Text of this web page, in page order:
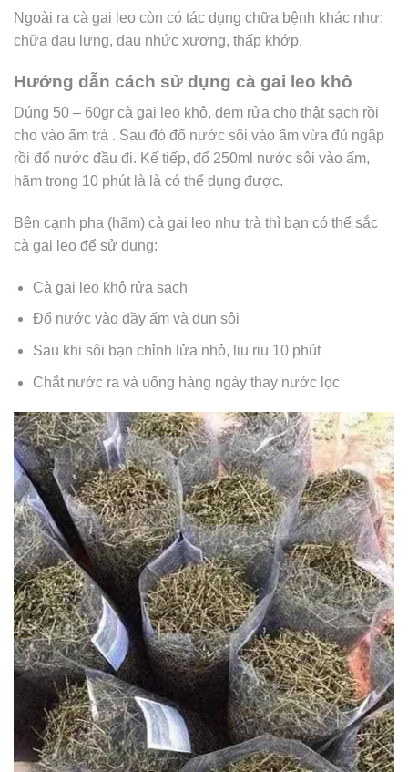
Ngoài ra cà gai leo còn có tác dụng chữa bệnh khác như:
chữa đau lưng, đau nhức xương, thấp khớp.
Hướng dẫn cách sử dụng cà gai leo khô
Dúng 50 – 60gr cà gai leo khô, đem rửa cho thật sạch rồi
cho vào ấm trà . Sau đó đổ nước sôi vào ấm vừa đủ ngập
rồi đổ nước đầu đi. Kế tiếp, đổ 250ml nước sôi vào ấm,
hãm trong 10 phút là là có thể dụng được.
Bên cạnh pha (hãm) cà gai leo như trà thì bạn có thể sắc
cà gai leo để sử dụng:
Cà gai leo khô rửa sạch
Đổ nước vào đầy ấm và đun sôi
Sau khi sôi bạn chỉnh lửa nhỏ, liu riu 10 phút
Chắt nước ra và uống hàng ngày thay nước lọc